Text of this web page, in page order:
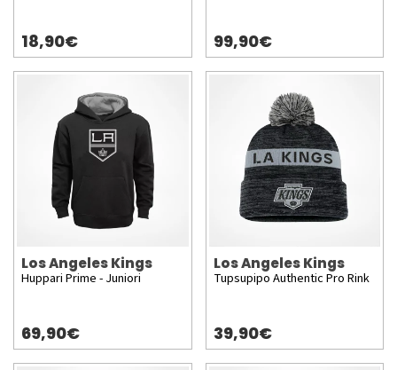
18,90€ 99,90€
Los Angeles Kings
Huppari Prime - Juniori
69,90€
Los Angeles Kings
Tupsupipo Authentic Pro Rink
39,90€